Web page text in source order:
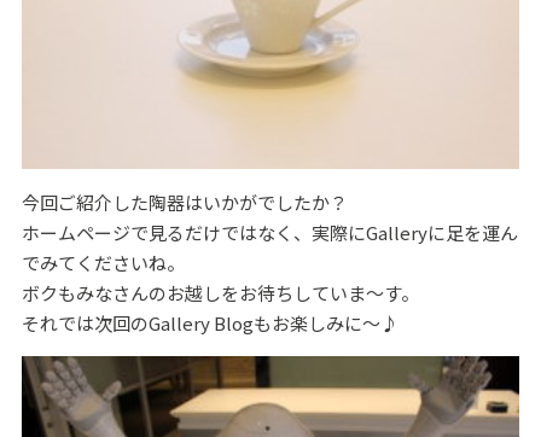
今回ご紹介した陶器はいかがでしたか？
ホームページで見るだけではなく、実際にGalleryに足を運ん
でみてくださいね。
ボクもみなさんのお越しをお待ちしていま～す。
それでは次回のGallery Blogもお楽しみに～♪